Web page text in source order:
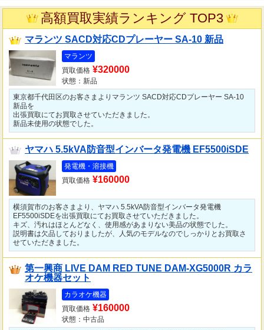
高額買取実績ランキング TOP3
マランツ SACD対応CDプレーヤー SA-10 新品
マランツ
買取価格 ¥320000
状態：新品
東京都千代田区のお客さまよりマランツ SACD対応CDプレーヤー SA-10
新品を
出張買取にてお買取させていただきました。
新品未使用の状態でした。
ヤマハ 5.5kVA防音型インバータ発電機 EF5500iSDE
発電機・溶接機
買取価格 ¥160000
横須賀市のお客さまより、ヤマハ 5.5kVA防音型インバータ発電機
EF5500iSDEを出張買取にてお買取させていただきました。
キズ、汚れはほとんどなく、使用感があまりない美品の状態でした。
説明書は欠品しておりましたが、人気のモデルなのでしっかりとお買取さ
せていただきました。
第一興商 LIVE DAM RED TUNE DAM-XG5000R カラ
オケ機器セット
カラオケ機器
買取価格 ¥160000
状態：中古品